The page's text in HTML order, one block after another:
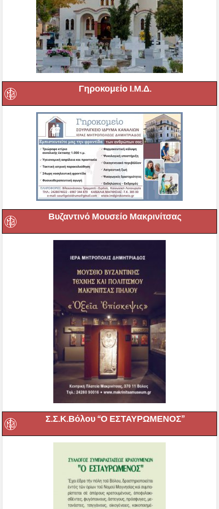
Γηροκομείο Ι.Μ.Δ.
Βυζαντινό Μουσείο Μακρινίτσας
Σ.Σ.Κ.Βόλου “Ο ΕΣΤΑΥΡΩΜΕΝΟΣ”